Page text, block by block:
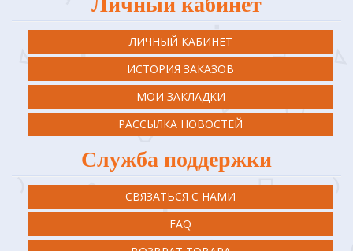
ЛИЧНЫЙ КАБИНЕТ
ИСТОРИЯ ЗАКАЗОВ
МОИ ЗАКЛАДКИ
РАССЫЛКА НОВОСТЕЙ
Служба поддержки
СВЯЗАТЬСЯ С НАМИ
FAQ